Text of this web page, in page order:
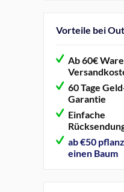
Vorteile bei
Ab 60€
60 Tage
Garantie
Einfache
ab €50
einen Baum